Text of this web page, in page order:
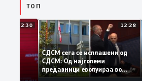
ТОП
12:30
на
СДСМ сега се исплашени од
СДСМ: Од најголеми
предавници еволуираа во
најголеми патриоти